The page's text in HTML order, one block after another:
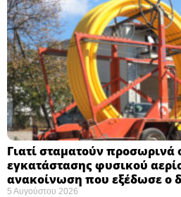
Γιατί σταματούν προσωρινά
εγκατάστασης φυσικού
ανακοίνωση που εξέδωσε ο
5 Αυγούστου 2026